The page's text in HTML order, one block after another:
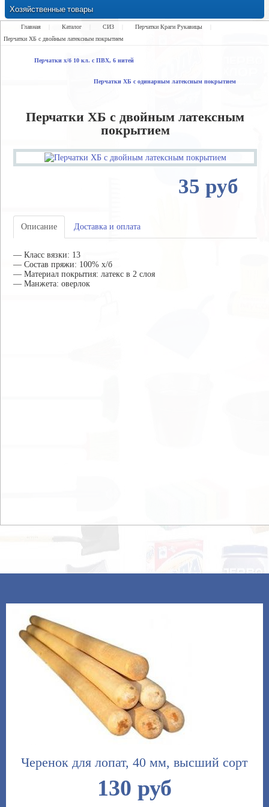
Хозяйственные товары
Замки Ручки Петли Засовы Проушины
Главная Каталог СИЗ Перчатки Краги Рукавицы
Перчатки ХБ с двойным латексным покрытием
Перчатки х/б 10 кл. с ПВХ, 6 нитей
Перчатки ХБ с одинарным латексным покрытием
Перчатки ХБ с двойным латексным
покрытием
35 руб
Описание Доставка и оплата
— Класс вязки: 13
— Состав пряжи: 100% х/б
— Материал покрытия: латекс в 2 слоя
— Манжета: оверлок
Черенок для лопат, 40 мм, высший сорт
130 руб